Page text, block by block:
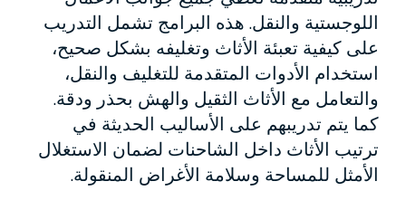
اللوجستية والنقل. هذه البرامج تشمل التدريب
على كيفية تعبئة الأثاث وتغليفه بشكل صحيح،
استخدام الأدوات المتقدمة للتغليف والنقل،
والتعامل مع الأثاث الثقيل والهش بحذر ودقة.
كما يتم تدريبهم على الأساليب الحديثة في
ترتيب الأثاث داخل الشاحنات لضمان الاستغلال
الأمثل للمساحة وسلامة الأغراض المنقولة.